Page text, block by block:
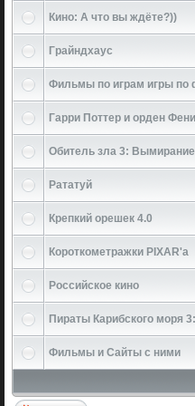
Кино: А что вы ждёте?))
Грайндхаус
Фильмы по играм игры
Гарри Поттер и орден
Обитель зла 3: Вымирание
Рататуй
Крепкий орешек 4.0
Короткометражки PIXAR'a
Российское кино
Пираты Карибского моря
Фильмы и Сайты с ними